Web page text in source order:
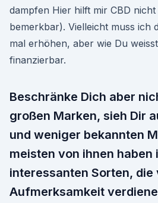
dampfen Hier hilft mir CBD
bemerkbar). Vielleicht muss ich
mal erhöhen, aber wie Du
finanzierbar.
Beschränke Dich aber
großen Marken, sieh Dir
und weniger bekannten
meisten von ihnen haben
interessanten Sorten, die
Aufmerksamkeit